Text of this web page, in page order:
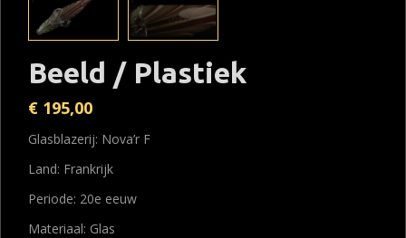
Beeld / Plastiek
€ 195,00
Glasblazerij: Nova’r F
Land: Frankrijk
Periode: 20e eeuw
Materiaal: Glas